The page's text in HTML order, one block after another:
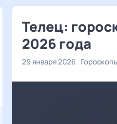
Телец:
2026 года
29 января 2026